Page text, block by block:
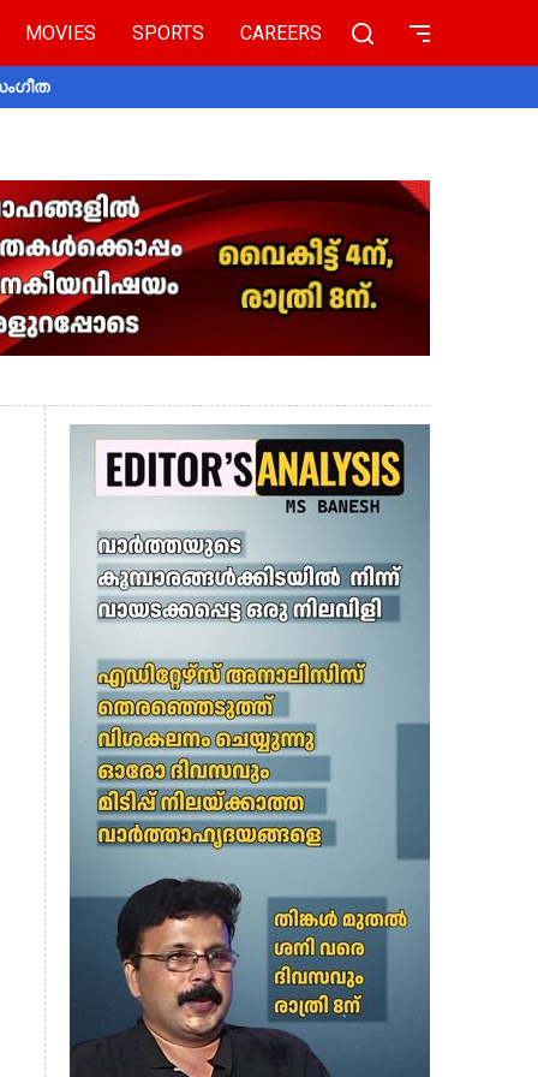
MOVIES SPORTS CAREERS